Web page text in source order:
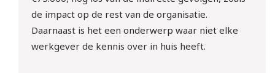
de impact op de rest van de organisatie.
Daarnaast is het een onderwerp waar niet elke
werkgever de kennis over in huis heeft.